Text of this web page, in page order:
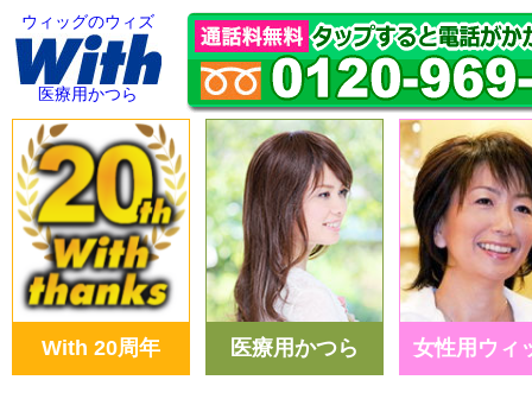
ウィッグのウィズ
医療用かつら
With 20周年 医療用かつら 女性用ウィ